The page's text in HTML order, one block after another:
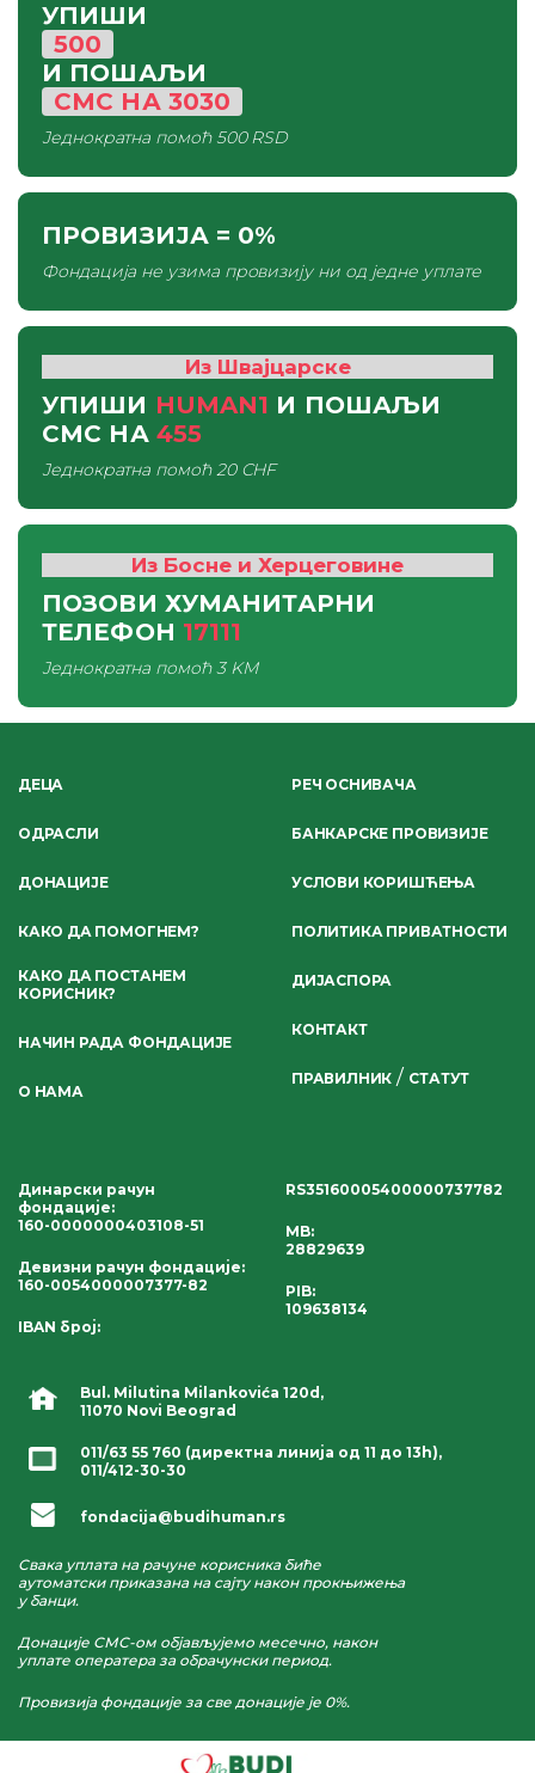
УПИШИ
500
И ПОШАЉИ
СМС НА3030
Једнократна помоћ500 RSD
ПРОВИЗИЈА = 0%
Фондација не узима провизију ни од једне уплате
Из Швајцарске
УПИШИ HUMAN1 И ПОШАЉИ
СМС НА 455
Једнократна помоћ20 CHF
Из Босне и Херцеговине
ПОЗОВИ ХУМАНИТАРНИ
ТЕЛЕФОН 17111
Једнократна помоћ3 KM
Bul. Milutina Milankovića 120d,
11070 Novi Beograd
011/63 55 760 (директна линија од 11 до 13h),
011/412-30-30
fondacija@budihuman.rs
Свака уплата на рачуне корисника биће
аутоматски приказана на сајту након прокњижења
у банци.
Донације СМС-ом објављујемо месечно, након
уплате оператера за обрачунски период.
Провизија фондације за све донације је 0%.
ДЕЦА
ОДРАСЛИ
ДОНАЦИЈЕ
КАКО ДА ПОМОГНЕМ?
КАКО ДА ПОСТАНЕМ
КОРИСНИК?
НАЧИН РАДА ФОНДАЦИЈЕ
О НАМА
РЕЧ ОСНИВАЧА
БАНКАРСКЕ ПРОВИЗИЈЕ
УСЛОВИ КОРИШЋЕЊА
ПОЛИТИКА ПРИВАТНОСТИ
ДИЈАСПОРА
КОНТАКТ
ПРАВИЛНИК / СТАТУТ
Динарски рачун
фондације:
160-0000000403108-51
Девизни рачун фондације:
160-0054000007377-82
IBAN број:
RS35160005400000737782
MB:
28829639
PIB:
109638134